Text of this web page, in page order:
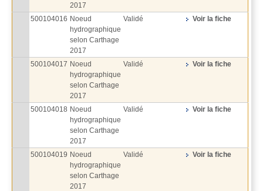
2017
500104016 Noeud
hydrographique
selon Carthage
2017
Validé Voir la fiche
500104017 Noeud
hydrographique
selon Carthage
2017
Validé Voir la fiche
500104018 Noeud
hydrographique
selon Carthage
2017
Validé Voir la fiche
500104019 Noeud
hydrographique
selon Carthage
2017
Validé Voir la fiche